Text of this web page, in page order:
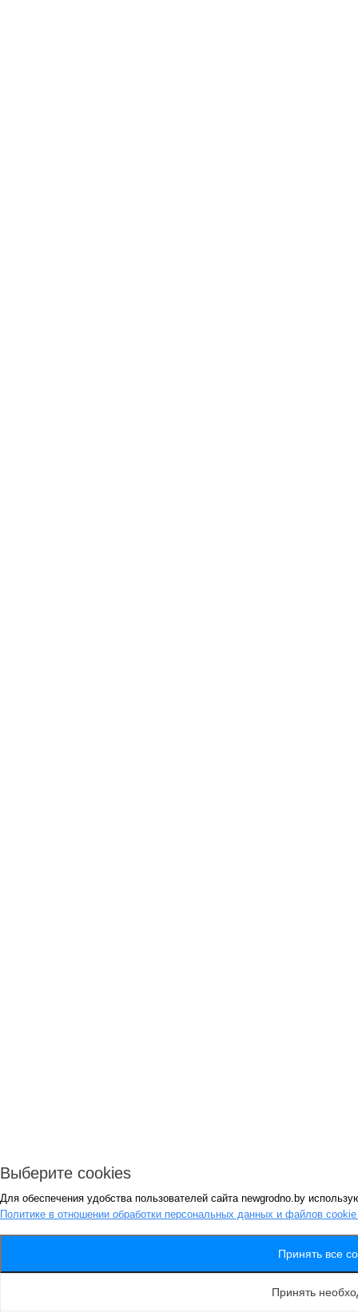
Выберите cookies
Для обеспечения удобства пользователей сайта newgrodno.by
Политике в отношении обработки персональных данных и файлов
Принять все
Принять